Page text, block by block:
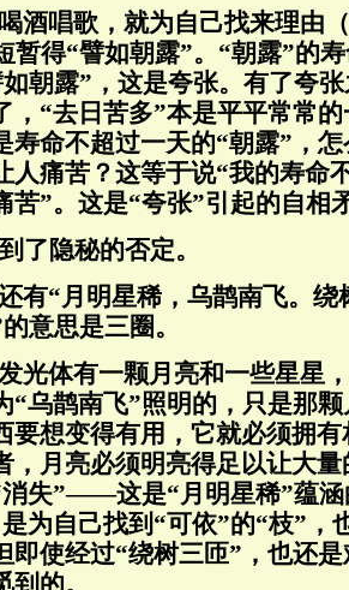
酒唱歌，就为自己找来理由
暂得“譬如朝露”。“朝露”的
朝露”，这是夸张。有了夸
，“去日苦多”本是平平常常
寿命不超过一天的“朝露”，
人痛苦？这等于说“我的寿命
苦”。这是“夸张”引起的自相
了隐秘的否定。
有“月明星稀，乌鹊南飞。绕
意思是三圈。
光体有一颗月亮和一些星星
“乌鹊南飞”照明的，只是那
要想变得有用，它就必须拥
，月亮必须明亮得足以让大
失”——这是“月明星稀”蕴涵
为自己找到“可依”的“枝”，
即使经过“绕树三匝”，也还
的。